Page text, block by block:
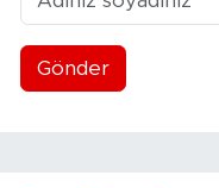
Gönder